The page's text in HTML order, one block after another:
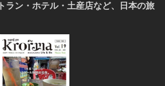
ラン・ホテル・土産店など、日本の旅